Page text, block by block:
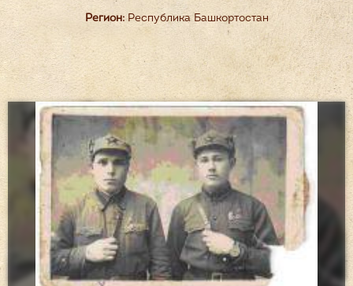
Регион:Республика Башкортостан